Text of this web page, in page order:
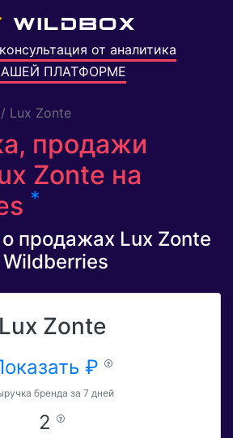
от аналитика
ПЛАТФОРМЕ
/ Lux Zonte
продажи
Zonte на
*
продажах Lux Zonte
Wildberries
Lux Zonte
₽
бренда за 7 дней
2